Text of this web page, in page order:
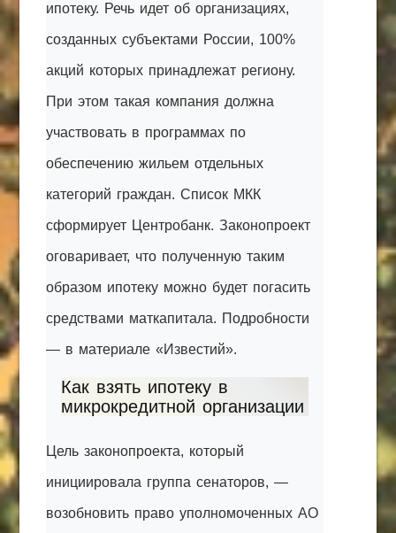
ипотеку. Речь идет об организациях,
созданных субъектами России, 100%
акций которых принадлежат региону.
При этом такая компания должна
участвовать в программах по
обеспечению жильем отдельных
категорий граждан. Список МКК
сформирует Центробанк. Законопроект
оговаривает, что полученную таким
образом ипотеку можно будет погасить
средствами маткапитала. Подробности
— в материале «Известий».
Как взять ипотеку в
микрокредитной организации
Цель законопроекта, который
инициировала группа сенаторов, —
возобновить право уполномоченных АО